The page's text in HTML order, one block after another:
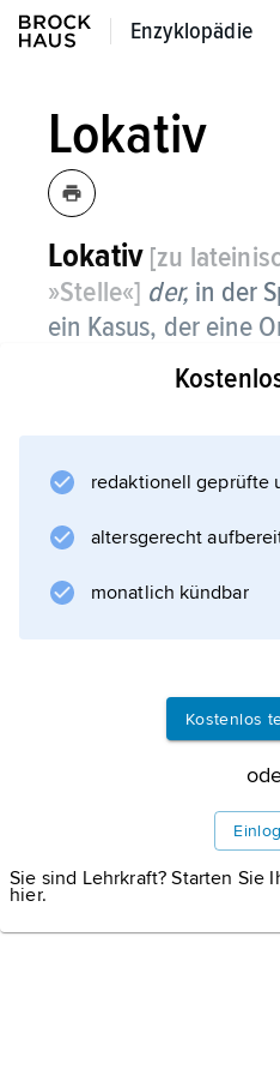
Enzyklopädie
Enzyklopädie
Lokativ
Lokativ [zu
»Stelle«] der, in der
ein Kasus, der eine
und im Lateinischen
redaktionell geprüfte
altersgerecht
monatlich kündbar
Kostenlos
Sie sind Lehrkraft? Starten Sie
hier.